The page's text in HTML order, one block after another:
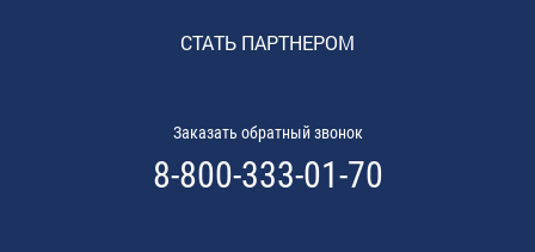
СТАТЬ ПАРТНЕРОМ
Заказать обратный звонок
8-800-333-01-70